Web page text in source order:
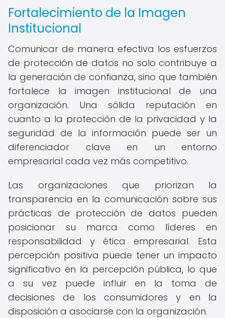
Fortalecimiento de la Imagen
Institucional
Comunicar de manera efectiva los esfuerzos
de protección de datos no solo contribuye a
la generación de confianza, sino que también
fortalece la imagen institucional de una
organización. Una sólida reputación en
cuanto a la protección de la privacidad y la
seguridad de la información puede ser un
diferenciador clave en un entorno
empresarial cada vez más competitivo.
Las organizaciones que priorizan la
transparencia en la comunicación sobre sus
prácticas de protección de datos pueden
posicionar su marca como líderes en
responsabilidad y ética empresarial. Esta
percepción positiva puede tener un impacto
significativo en la percepción pública, lo que
a su vez puede influir en la toma de
decisiones de los consumidores y en la
disposición a asociarse con la organización.